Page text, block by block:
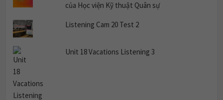
của Học viện Kỹ thuật Quân sự
Listening Cam 20 Test 2
Unit 18 Vacations Listening 3